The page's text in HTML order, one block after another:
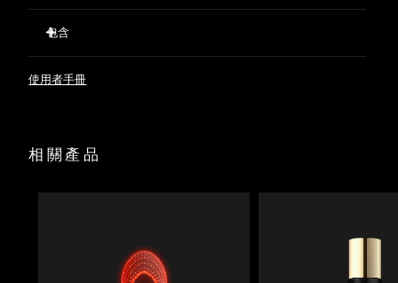
高透矽膠，宛若透明的第二層皮膚一樣貼合面部。
超輕、透明、無線，採用開闊的護眼設計，使用柔軟的防滑頭
帶，您可以舒適享受護理的同時活動自如。
包含
60 mL FAQ™ Silicone Cleaning Spray
USB充電線
使用者手冊
相關產品